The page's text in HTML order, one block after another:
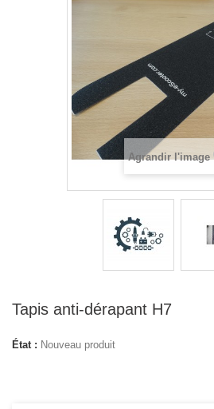
Agrandir l'image
Tapis anti-dérapant H7
État : Nouveau produit